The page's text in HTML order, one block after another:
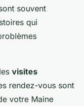
souvent
qui
visites
rendez-vous sont
votre Maine